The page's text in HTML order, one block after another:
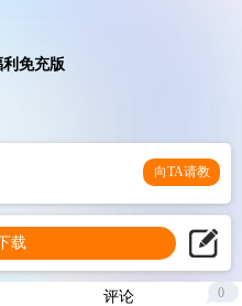
利免充版
向TA请教
载
评论 0